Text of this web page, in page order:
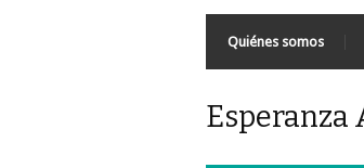
Quiénes somos
Esperanza